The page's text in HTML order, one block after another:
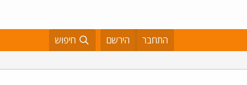
התחבר הירשם חיפוש